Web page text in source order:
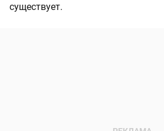
существует.